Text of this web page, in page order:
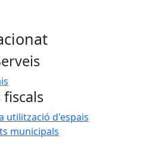
utilització d'espais
municipals